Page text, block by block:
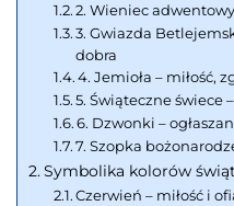
2. Wieniec
3. Gwiazda
dobra
4. Jemioła – miłość,
5. Świąteczne świece
6. Dzwonki –
7. Szopka
Symbolika kolorów
Czerwień – miłość i